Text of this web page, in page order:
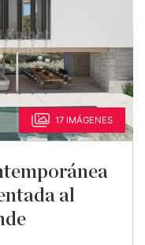
17 IMÁGENES
al